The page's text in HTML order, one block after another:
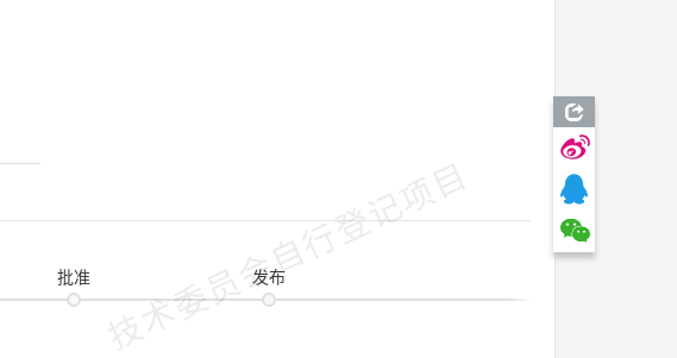
技术委员会自行登记项目 技
批准 发布